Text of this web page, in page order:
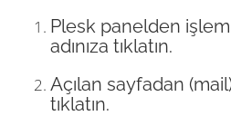
Plesk panelden işlem
adınıza tıklatın.
Açılan sayfadan
tıklatın.